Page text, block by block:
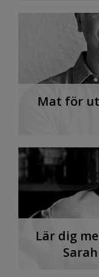
Mat för
Lär dig